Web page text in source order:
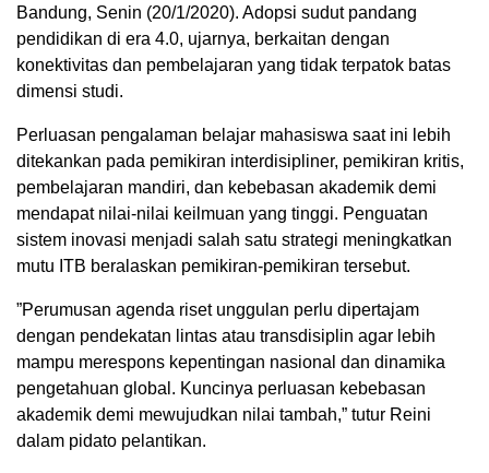
Bandung, Senin (20/1/2020). Adopsi sudut pandang
pendidikan di era 4.0, ujarnya, berkaitan dengan
konektivitas dan pembelajaran yang tidak terpatok batas
dimensi studi.
Perluasan pengalaman belajar mahasiswa saat ini lebih
ditekankan pada pemikiran interdisipliner, pemikiran kritis,
pembelajaran mandiri, dan kebebasan akademik demi
mendapat nilai-nilai keilmuan yang tinggi. Penguatan
sistem inovasi menjadi salah satu strategi meningkatkan
mutu ITB beralaskan pemikiran-pemikiran tersebut.
”Perumusan agenda riset unggulan perlu dipertajam
dengan pendekatan lintas atau transdisiplin agar lebih
mampu merespons kepentingan nasional dan dinamika
pengetahuan global. Kuncinya perluasan kebebasan
akademik demi mewujudkan nilai tambah,” tutur Reini
dalam pidato pelantikan.